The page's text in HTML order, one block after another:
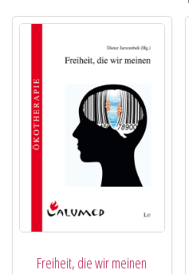
Freiheit, die wir meinen